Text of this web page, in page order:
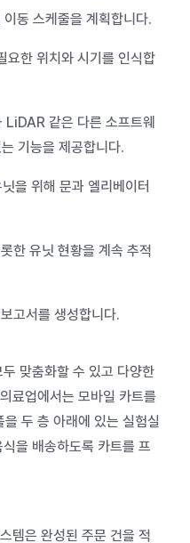
동 스케줄을 계획합니다.
요한 위치와 시기를 인식합
같은 다른 소프트웨
기능을 제공합니다.
닛을 위해 문과 엘리베이터
한 유닛 현황을 계속 추적
고서를 생성합니다.
맞춤화할 수 있고 다양한
료업에서는 모바일 카트를
두 층 아래에 있는 실험실
을 배송하도록 카트를 프
템은 완성된 주문 건을 적